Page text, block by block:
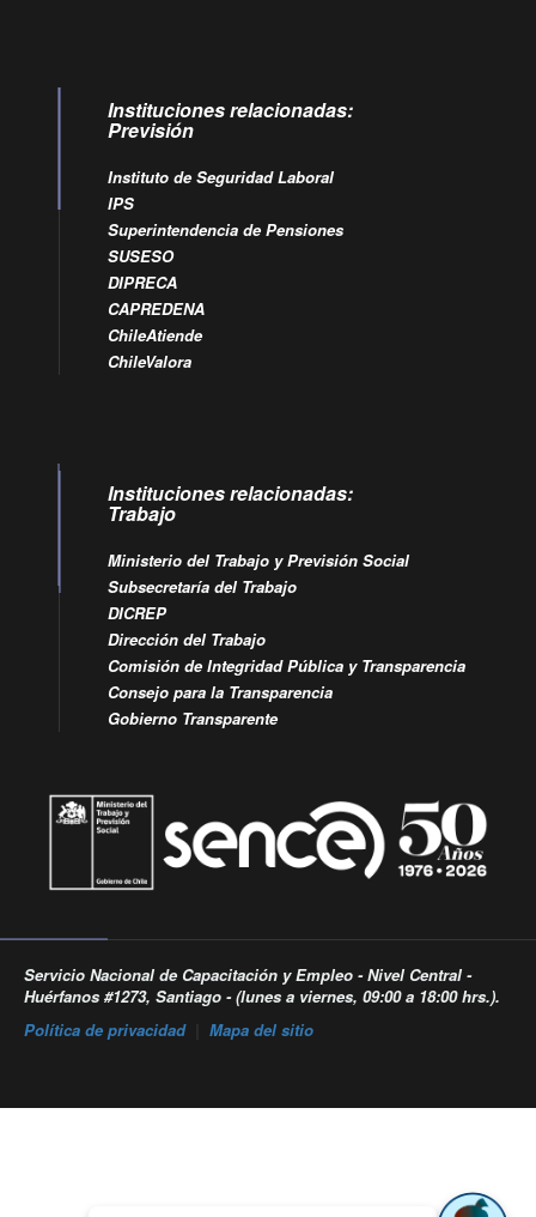
Instituciones relacionadas:
Previsión
Instituto de Seguridad Laboral
IPS
Superintendencia de Pensiones
SUSESO
DIPRECA
CAPREDENA
ChileAtiende
ChileValora
Instituciones relacionadas:
Trabajo
Ministerio del Trabajo y Previsión Social
Subsecretaría del Trabajo
DICREP
Dirección del Trabajo
Comisión de Integridad Pública y Transparencia
Consejo para la Transparencia
Gobierno Transparente
Servicio Nacional de Capacitación y Empleo - Nivel Central -
Huérfanos #1273, Santiago - (lunes a viernes, 09:00 a 18:00 hrs.).
Política de privacidad| Mapa del sitio